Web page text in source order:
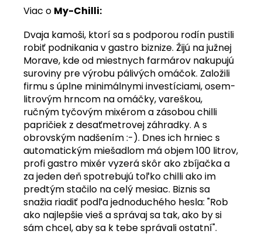
Viac o My-Chilli:
Dvaja kamoši, ktorí sa s podporou rodín pustili
robiť podnikania v gastro biznize. Žijú na južnej
Morave, kde od miestnych farmárov nakupujú
suroviny pre výrobu pálivých omáčok. Založili
firmu s úplne minimálnymi investíciami, osem-
litrovým hrncom na omáčky, vareškou,
ručným tyčovým mixérom a zásobou chilli
papričiek z desaťmetrovej záhradky. A s
obrovským nadšením :-). Dnes ich hrniec s
automatickým miešadlom má objem 100 litrov,
profi gastro mixér vyzerá skôr ako zbíjačka a
za jeden deň spotrebujú toľko chilli ako im
predtým stačilo na celý mesiac. Biznis sa
snažia riadiť podľa jednoduchého hesla: "Rob
ako najlepšie vieš a správaj sa tak, ako by si
sám chcel, aby sa k tebe správali ostatní".